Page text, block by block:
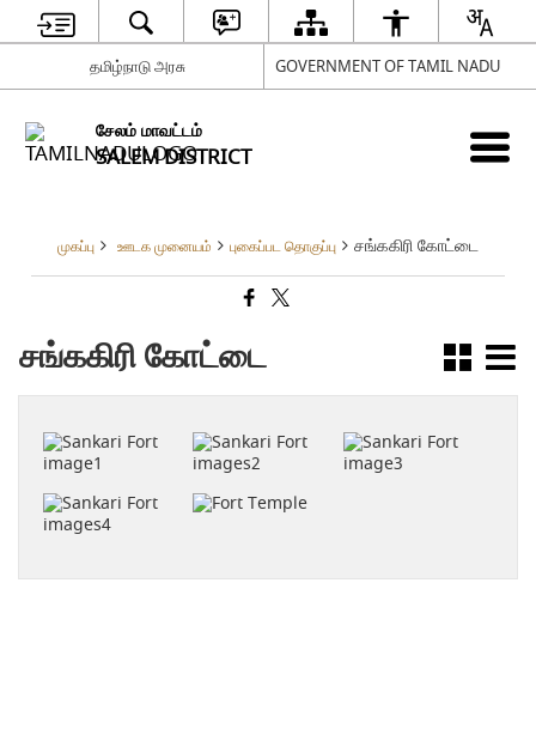
தமிழ்நாடு அரசு GOVERNMENT OF TAMIL NADU
சேலம் மாவட்டம்
SALEM DISTRICT
முகப்பு ஊடக முனையம் புகைப்பட தொகுப்பு சங்ககிரி கோட்டை
சங்ககிரி கோட்டை